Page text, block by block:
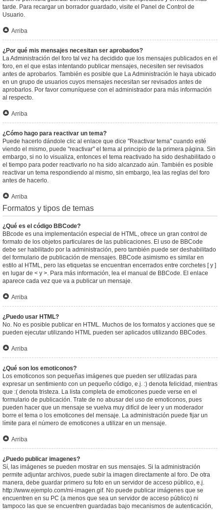
tarde. Para recargar un borrador guardado, visite el Panel de Control de
Usuario.
Arriba
¿Por qué mis mensajes necesitan ser aprobados?
La Administración del foro tal vez ha decidido que los mensajes publicados en el
foro, en el que estas intentando publicar mensajes, necesiten ser revisados
antes de aprobarlos. También es posible que La Administración le haya ubicado
en un grupo de usuarios cuyos mensajes necesitan ser revisados antes de
aprobarlos. Por favor comuníquese con el administrador para más información
al respecto.
Arriba
¿Cómo hago para reactivar un tema?
Puede hacerlo dándole clic al enlace que dice "Reactivar tema" cuando esté
viendo el mismo, puede "reactivar" el tema al principio de la primera página. Sin
embargo, si no lo visualiza, entonces el tema reactivado ha sido deshabilitado o
el tiempo para poder reactivarlo no ha sido alcanzado aún. También es posible
reactivar un tema respondiendo al mismo, sin embargo, lea las reglas del foro
antes de hacerlo.
Arriba
Formatos y tipos de temas
¿Qué es el código BBCode?
BBcode es una implementación especial de HTML, ofrece un gran control de
formato de los objetos particulares de las publicaciones. El uso de BBCode
debe ser habilitado por la administración, pero también puede ser deshabilitado
del formulario de publicación de mensajes. BBCode asimismo es similar en
estilo al HTML, pero las etiquetas se encuentran encerrados entre corchetes [ y ]
en lugar de < y >. Para más información, lea el manual de BBCode. El enlace
aparece cada vez que va a publicar un mensaje.
Arriba
¿Puedo usar HTML?
No. No es posible publicar en HTML. Muchos de los formatos y acciones que se
pueden ejecutar utilizando HTML pueden ser aplicados utilizando BBCodes.
Arriba
¿Qué son los emoticonos?
Los emoticonos son pequeñas imágenes que pueden ser utilizadas para
expresar un sentimiento con un pequeño código, e.j. :) denota felicidad, mientras
que :( denota tristeza. La lista completa de emoticones puede verse en el
formulario de publicación. Trate de no abusar del uso de emoticonos, pues
pueden hacer que un mensaje se vuelva muy difícil de leer y un moderador
borre el tema o los emoticones del mensaje. La administración puede fijar un
límite para el número de emoticones a utilizar en un mensaje.
Arriba
¿Puedo publicar imagenes?
Sí, las imágenes se pueden mostrar en sus mensajes. Si la administración
permite adjuntar archivos, puede subir la imagen directamente al foro. De otra
manera, debe guardar primero su foto en un servidor de acceso público, e.j.
http://www.ejemplo.com/mi-imagen.gif. No puede publicar imágenes que se
encuentren en su PC (a menos que sea un servidor de acceso público) ni
tampoco las que se encuentren guardadas bajo mecanismos de autenticación,